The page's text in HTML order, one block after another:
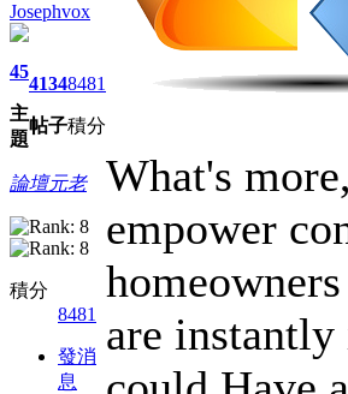
Josephvox
45
主
題
4134
帖子
8481
積分
論壇元老
積分
8481
發消
息
What's
empower
are instantly